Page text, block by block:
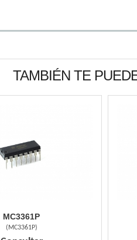
TAMBIÉN TE
MC3361P
( MC3361P)